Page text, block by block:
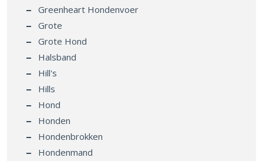
Greenheart Hondenvoer
Grote
Grote Hond
Halsband
Hill's
Hills
Hond
Honden
Hondenbrokken
Hondenmand